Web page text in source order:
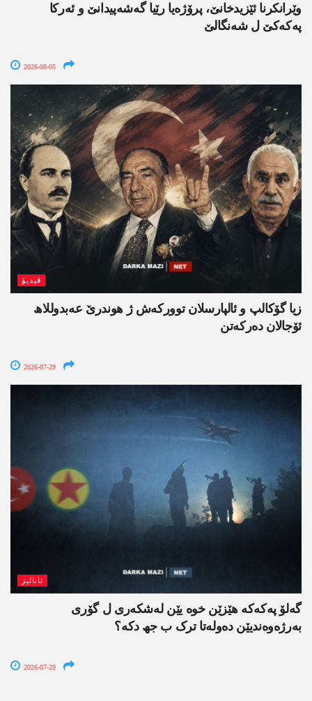
وێرانکرنا ئێزیدخانێ، پرۆژەیا رێیا گەشەپیدانێ و ئەرکا
پەکەکێ ل شەنگالێ
2026-08-05
ڤیدیۆ
زیا گۆکالپ و ئالپارسلان توورکەش ژ ھوندرێ عەبدوللاھ
ئۆجالان دەرکەتن
2026-07-29
ئانالیز
گەلۆ پەکەکە ھێزێن خوە یێن لەشکەری ل گۆری
بەرژەوەندیێن دەولەتا ترک ب جھ دکە؟
2026-07-29